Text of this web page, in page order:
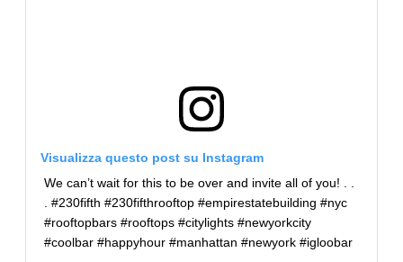
Visualizza questo post su Instagram
We can’t wait for this to be over and invite all of you! . .
. #230fifth #230fifthrooftop #empirestatebuilding #nyc
#rooftopbars #rooftops #citylights #newyorkcity
#coolbar #happyhour #manhattan #newyork #igloobar